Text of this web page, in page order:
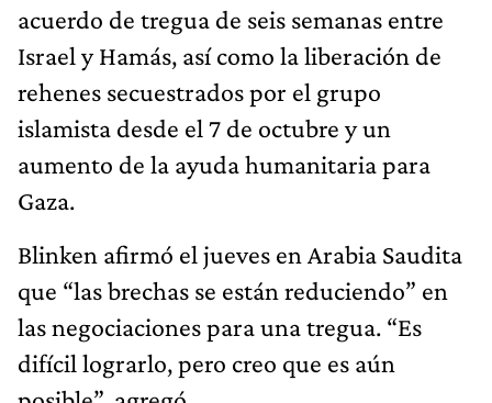
acuerdo de tregua de seis semanas entre
Israel y Hamás, así como la liberación de
rehenes secuestrados por el grupo
islamista desde el 7 de octubre y un
aumento de la ayuda humanitaria para
Gaza.
Blinken afirmó el jueves en Arabia Saudita
que “las brechas se están reduciendo” en
las negociaciones para una tregua. “Es
difícil lograrlo, pero creo que es aún